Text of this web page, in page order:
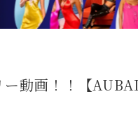
動画！！【